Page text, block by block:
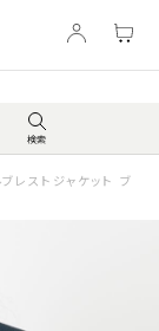
レストジャケット ブルー